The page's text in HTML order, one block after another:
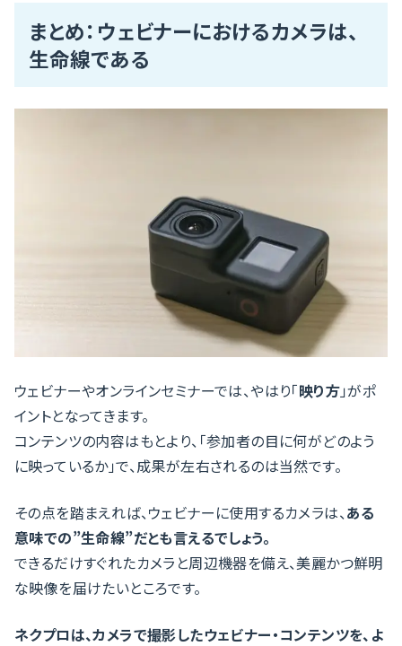
まとめ：ウェビナーにおけるカメラは、
生命線である
ウェビナーやオンラインセミナーでは、やはり「映り方」がポ
イントとなってきます。
コンテンツの内容はもとより、「参加者の目に何がどのよう
に映っているか」で、成果が左右されるのは当然です。
その点を踏まえれば、ウェビナーに使用するカメラは、ある
意味での”生命線”だとも言えるでしょう。
できるだけすぐれたカメラと周辺機器を備え、美麗かつ鮮明
な映像を届けたいところです。
ネクプロは、カメラで撮影したウェビナー・コンテンツを、よ